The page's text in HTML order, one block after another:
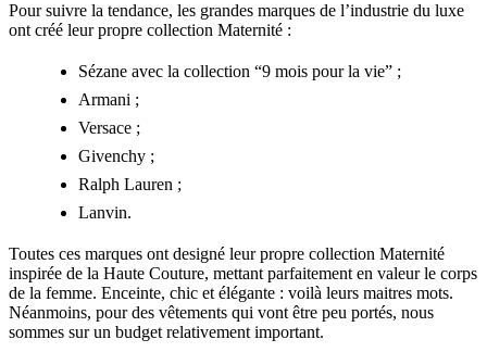
Pour suivre la tendance, les grandes marques de l’industrie du luxe
ont créé leur propre collection Maternité :
Sézane avec la collection “9 mois pour la vie” ;
Armani ;
Versace ;
Givenchy ;
Ralph Lauren ;
Lanvin.
Toutes ces marques ont designé leur propre collection Maternité
inspirée de la Haute Couture, mettant parfaitement en valeur le corps
de la femme. Enceinte, chic et élégante : voilà leurs maitres mots.
Néanmoins, pour des vêtements qui vont être peu portés, nous
sommes sur un budget relativement important.